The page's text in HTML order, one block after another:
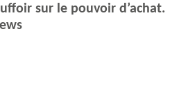
sur le pouvoir d’achat.